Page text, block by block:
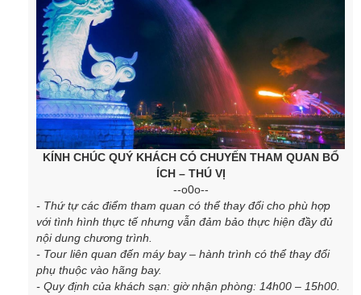
KÍNH CHÚC QUÝ KHÁCH CÓ CHUYẾN THAM QUAN BỔ
ÍCH – THÚ VỊ
--o0o--
- Thứ tự các điểm tham quan có thể thay đổi cho phù hợp
với tình hình thực tế nhưng vẫn đảm bảo thực hiện đầy đủ
nội dung chương trình.
- Tour liên quan đến máy bay – hành trình có thể thay đổi
phụ thuộc vào hãng bay.
- Quy định của khách sạn: giờ nhận phòng: 14h00 – 15h00.